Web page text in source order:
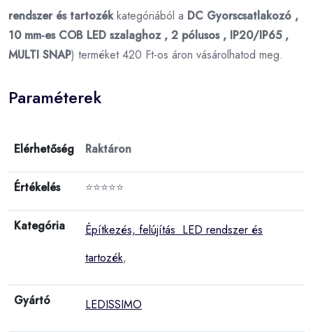
rendszer és tartozékkategóriából a DC Gyorscsatlakozó ,
10 mm-es COB LED szalaghoz , 2 pólusos , IP20/IP65 ,
MULTI SNAP) terméket 420 Ft-os áron vásárolhatod meg.
Paraméterek
Elérhetőség Raktáron
Értékelés ⭐⭐⭐⭐⭐
Kategória
Építkezés, felújítás LED rendszer és
tartozék,
Gyártó LEDISSIMO